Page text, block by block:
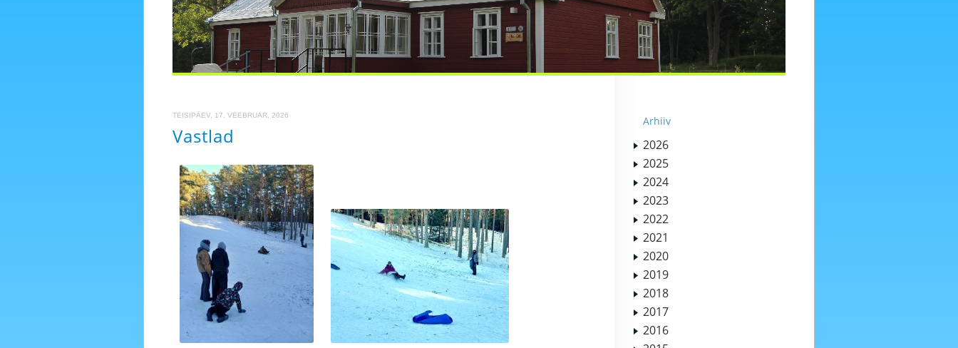
TEISIPÄEV, 17. VEEBRUAR, 2026
Vastlad
Arhiiv
2026
2025
2024
2023
2022
2021
2020
2019
2018
2017
2016